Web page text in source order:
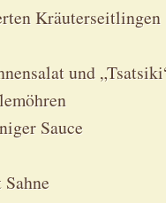
Kräuterseitlingen
und
Sauce